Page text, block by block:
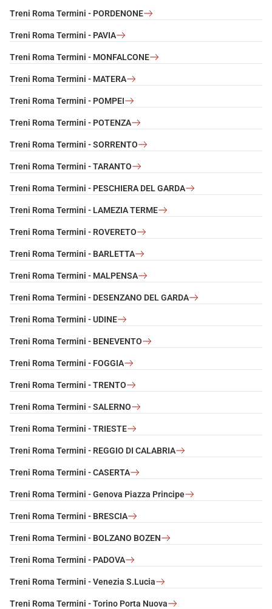
Treni Roma Termini - PORDENONE
Treni Roma Termini - PAVIA
Treni Roma Termini - MONFALCONE
Treni Roma Termini - MATERA
Treni Roma Termini - POMPEI
Treni Roma Termini - POTENZA
Treni Roma Termini - SORRENTO
Treni Roma Termini - TARANTO
Treni Roma Termini - PESCHIERA DEL GARDA
Treni Roma Termini - LAMEZIA TERME
Treni Roma Termini - ROVERETO
Treni Roma Termini - BARLETTA
Treni Roma Termini - MALPENSA
Treni Roma Termini - DESENZANO DEL GARDA
Treni Roma Termini - UDINE
Treni Roma Termini - BENEVENTO
Treni Roma Termini - FOGGIA
Treni Roma Termini - TRENTO
Treni Roma Termini - SALERNO
Treni Roma Termini - TRIESTE
Treni Roma Termini - REGGIO DI CALABRIA
Treni Roma Termini - CASERTA
Treni Roma Termini - Genova Piazza Principe
Treni Roma Termini - BRESCIA
Treni Roma Termini - BOLZANO BOZEN
Treni Roma Termini - PADOVA
Treni Roma Termini - Venezia S.Lucia
Treni Roma Termini - Torino Porta Nuova